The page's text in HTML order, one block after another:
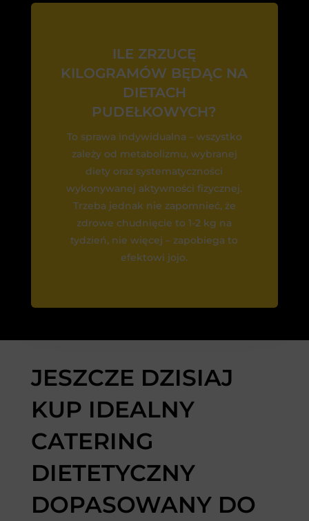
ILE ZRZUCĘ
KILOGRAMÓW BĘDĄC NA
DIETACH
PUDEŁKOWYCH?
To sprawa indywidualna – wszystko
zależy od metabolizmu, wybranej
diety oraz systematyczności
wykonywanej aktywności fizycznej.
Trzeba jednak nie zapomnieć, że
zdrowe chudnięcie to 1-2 kg na
tydzień, nie więcej – zapobiega to
efektowi jojo.
JESZCZE DZISIAJ
KUP IDEALNY
CATERING
DIETETYCZNY
DOPASOWANY DO